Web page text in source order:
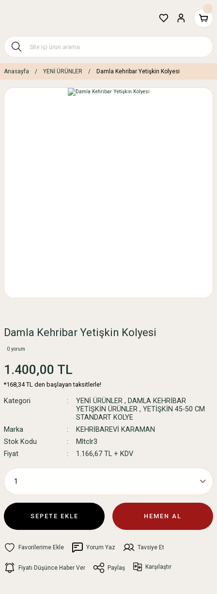
Anasayfa YENİ ÜRÜNLER Damla Kehribar Yetişkin Kolyesi
Damla Kehribar Yetişkin Kolyesi
0 yorum
1.400,00 TL
*168,34 TL den başlayan taksitlerle!
Kategori YENİ ÜRÜNLER , DAMLA KEHRİBAR
YETİŞKİN ÜRÜNLER , YETİŞKİN 45-50 CM
STANDART KOLYE
Marka
KEHRİBAREVİ KARAMAN
Stok Kodu
Mltclr3
Fiyat
1.166,67 TL + KDV
SEPETE EKLE HEMEN AL
Yorum Yaz Tavsiye Et
Fiyatı Düşünce Haber Ver Paylaş Karşılaştır